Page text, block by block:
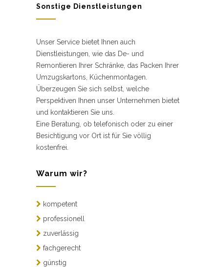
Sonstige Dienstleistungen
Unser Service bietet Ihnen auch
Dienstleistungen, wie das De- und
Remontieren Ihrer Schränke, das Packen Ihrer
Umzugskartons, Küchenmontagen.
Überzeugen Sie sich selbst, welche
Perspektiven Ihnen unser Unternehmen bietet
und kontaktieren Sie uns.
Eine Beratung, ob telefonisch oder zu einer
Besichtigung vor Ort ist für Sie völlig
kostenfrei.
Warum wir?
kompetent
professionell
zuverlässig
fachgerecht
günstig